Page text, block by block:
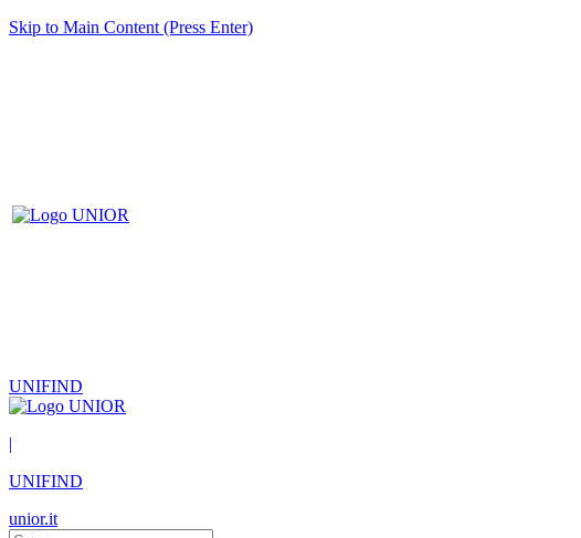
Skip to Main Content (Press Enter)
UNIFIND
|
UNIFIND
unior.it